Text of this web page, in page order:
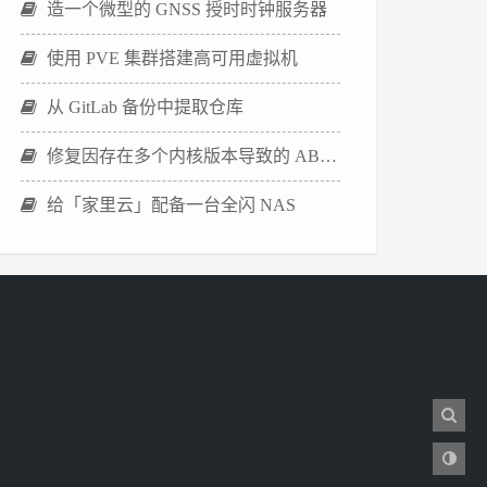
造一个微型的 GNSS 授时时钟服务器
使用 PVE 集群搭建高可用虚拟机
从 GitLab 备份中提取仓库
修复因存在多个内核版本导致的 ABB Agent 安装失败
给「家里云」配备一台全闪 NAS